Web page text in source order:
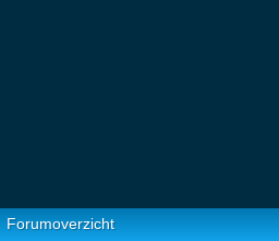
Forumoverzicht